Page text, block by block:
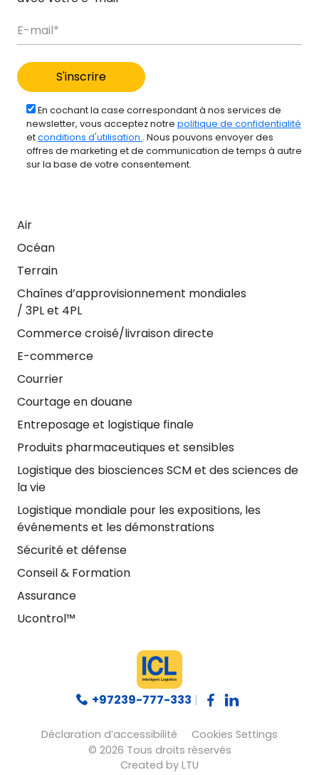
En cochant la case correspondant à nos services de
newsletter, vous acceptez notre politique de confidentialité
etconditions d'utilisation.. Nous pouvons envoyer des
offres de marketing et de communication de temps à autre
sur la base de votre consentement.
Air
Océan
Terrain
Chaînes d’approvisionnement mondiales
/ 3PL et 4PL
Commerce croisé/livraison directe
E-commerce
Courrier
Courtage en douane
Entreposage et logistique finale
Produits pharmaceutiques et sensibles
Logistique des biosciences SCM et des sciences de
la vie
Logistique mondiale pour les expositions, les
événements et les démonstrations
Sécurité et défense
Conseil & Formation
Assurance
Ucontrol™
+97239-777-333 |
Created by LTU
Déclaration d’accessibilité
Cookies Settings
© 2026 Tous droits réservés